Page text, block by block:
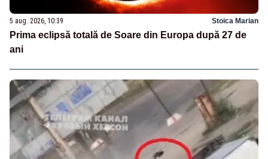
5 aug. 2026, 10:39 Stoica Marian
Prima eclipsă totală de Soare din Europa după 27 de
ani